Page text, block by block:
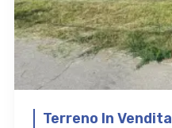
Terreno In Vendita